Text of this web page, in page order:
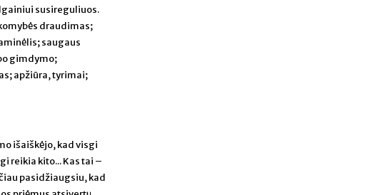
susireguliuos.
draudimas;
saugaus
gimdymo;
apžiūra, tyrimai;
išaiškėjo, kad visgi
reikia kito... Kas tai –
pasidžiaugsiu, kad